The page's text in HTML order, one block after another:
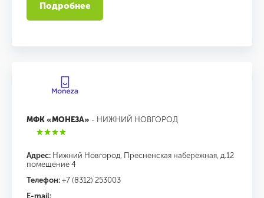
Подробнее
МФК «МОНЕЗА» - НИЖНИЙ НОВГОРОД
Адрес: Нижний Новгород, Пресненская набережная, д.12
помещение 4
Телефон: +7 (8312) 253003
E-mail: